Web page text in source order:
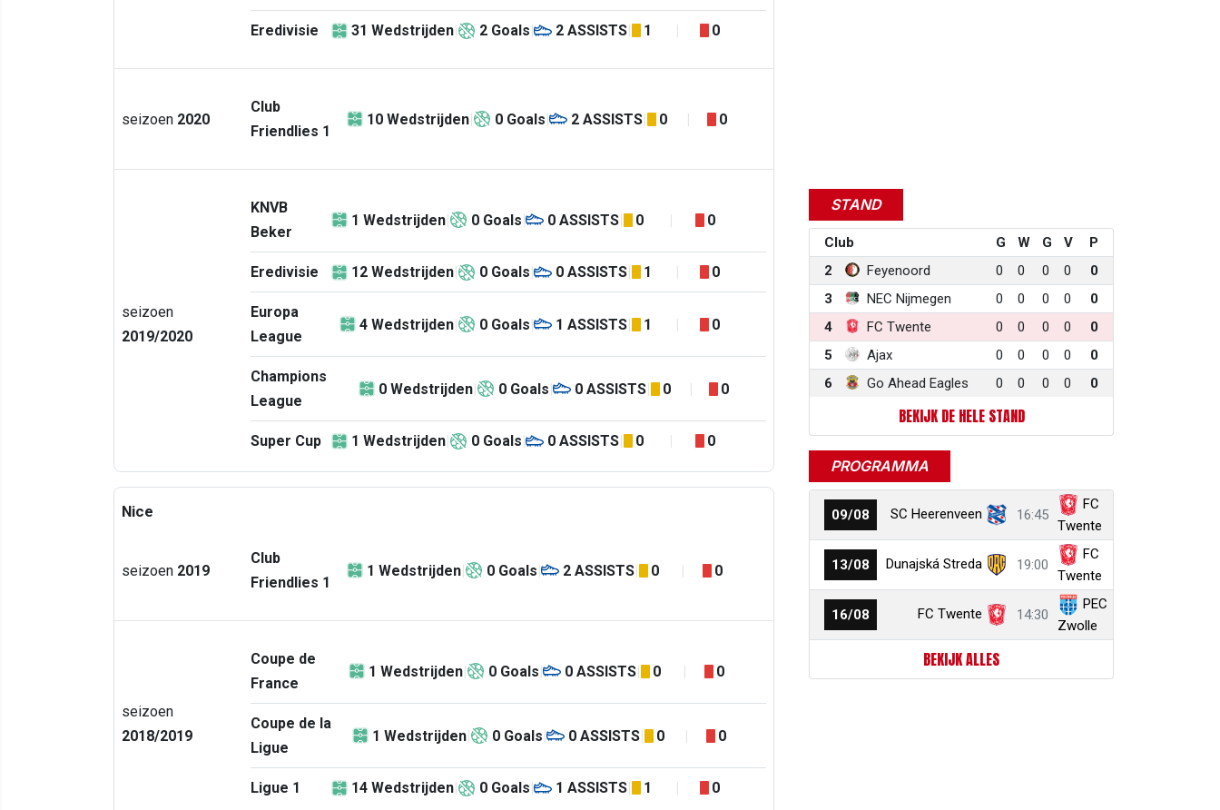
Eredivisie 31 Wedstrijden 2 Goals 2 ASSISTS 1 0
seizoen 2020
Club
Friendlies 1
10 Wedstrijden 0 Goals 2 ASSISTS 0 0
seizoen
2019/2020
KNVB
Beker
1 Wedstrijden 0 Goals 0 ASSISTS 0 0
Eredivisie 12 Wedstrijden 0 Goals 0 ASSISTS 1 0
Europa
League
4 Wedstrijden 0 Goals 1 ASSISTS 1 0
Champions
League
0 Wedstrijden 0 Goals 0 ASSISTS 0 0
Super Cup 1 Wedstrijden 0 Goals 0 ASSISTS 0 0
Nice
seizoen 2019
Club
Friendlies 1
1 Wedstrijden 0 Goals 2 ASSISTS 0 0
seizoen
2018/2019
Coupe de
France
1 Wedstrijden 0 Goals 0 ASSISTS 0 0
Coupe de la
Ligue
1 Wedstrijden 0 Goals 0 ASSISTS 0 0
Ligue 1 14 Wedstrijden 0 Goals 1 ASSISTS 1 0
STAND
Club G W G V
P
2
Feyenoord 0 0 0 0
0
3
NEC Nijmegen 0 0 0 0
0
4
FC Twente 0 0 0 0
0
5
Ajax 0 0 0 0
0
6
Go Ahead Eagles 0 0 0 0 0
BEKIJK DE HELE STAND
PROGRAMMA
09/08 SC Heerenveen 16:45
FC
Twente
13/08 Dunajská Streda 19:00
FC
Twente
16/08 FC Twente 14:30
PEC
Zwolle
BEKIJK ALLES